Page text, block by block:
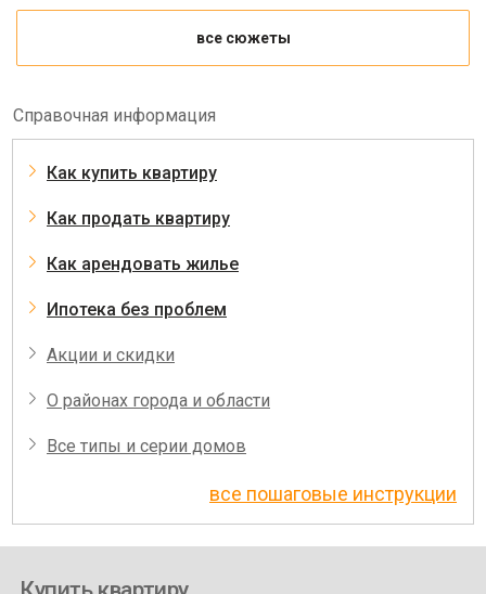
все сюжеты
Справочная информация
Как купить квартиру
Как продать квартиру
Как арендовать жилье
Ипотека без проблем
Акции и скидки
О районах города и области
Все типы и серии домов
все пошаговые инструкции